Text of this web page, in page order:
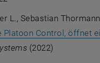
L., Sebastian
Platoon Control, öffnet
(2022)